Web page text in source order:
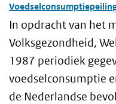
In opdracht van het
Volksgezondheid,
1987 periodiek
voedselconsumptie
de Nederlandse